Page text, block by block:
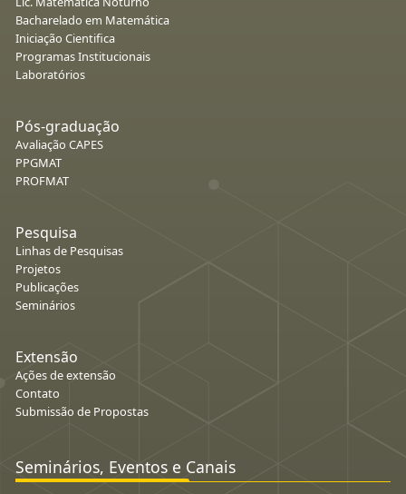
Bacharelado em Matemática
Iniciação Cientifica
Programas Institucionais
Laboratórios
Pós-graduação
Avaliação CAPES
PPGMAT
PROFMAT
Pesquisa
Linhas de Pesquisas
Projetos
Publicações
Seminários
Extensão
Ações de extensão
Contato
Submissão de Propostas
Seminários, Eventos e Canais